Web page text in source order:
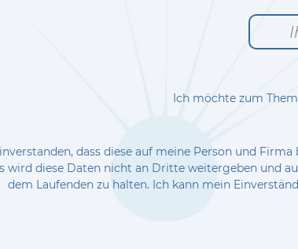
Ich möchte zum
dass diese auf meine Person und
wird diese Daten nicht an Dritte weitergeben und
dem Laufenden zu halten. Ich kann mein